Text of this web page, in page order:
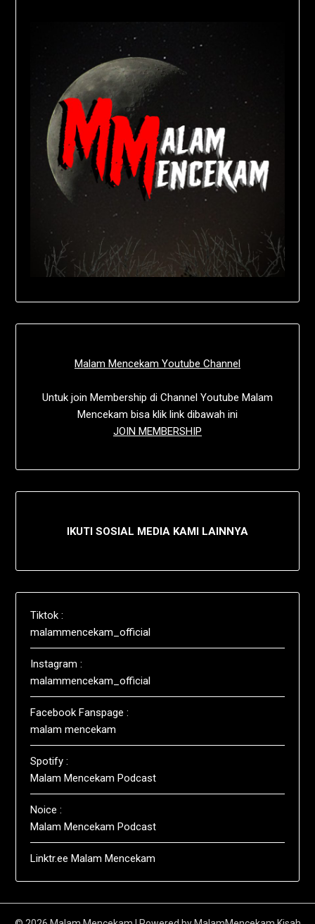
Malam Mencekam Youtube Channel
Untuk join Membership di Channel Youtube Malam
Mencekam bisa klik link dibawah ini
JOIN MEMBERSHIP
IKUTI SOSIAL MEDIA KAMI LAINNYA
Tiktok :
malammencekam_official
Instagram :
malammencekam_official
Facebook Fanspage :
malam mencekam
Spotify :
Malam Mencekam Podcast
Noice :
Malam Mencekam Podcast
Linktr.ee Malam Mencekam